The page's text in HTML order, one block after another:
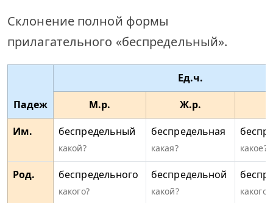
Склонение полной формы
прилагательного «беспредельный».
Падеж
Ед.ч.
М.р.
Ж.р.
Им.
беспредельный
какой?
беспредельная
какая? какое?
Род. беспредельного
какого?
беспредельной
какой? какого?